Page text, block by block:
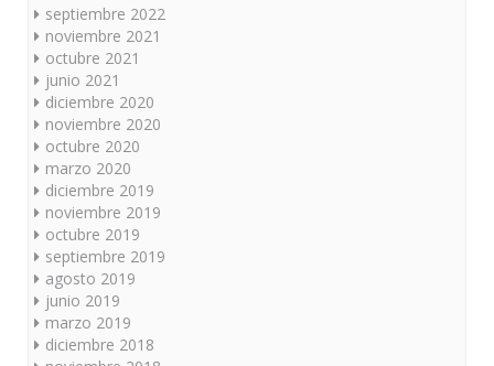
septiembre 2022
noviembre 2021
octubre 2021
junio 2021
diciembre 2020
noviembre 2020
octubre 2020
marzo 2020
diciembre 2019
noviembre 2019
octubre 2019
septiembre 2019
agosto 2019
junio 2019
marzo 2019
diciembre 2018